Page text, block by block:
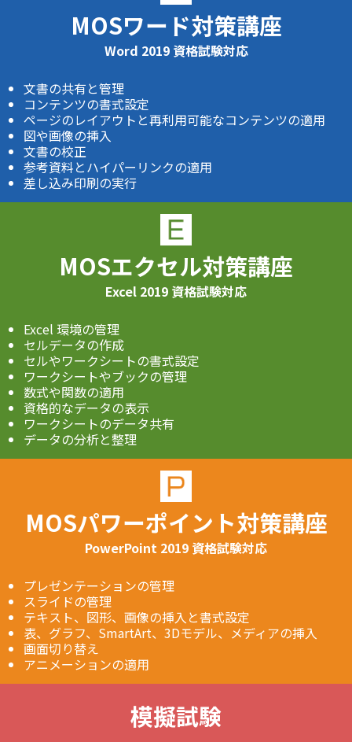
MOSワード対策講座
Word 2019 資格試験対応
文書の共有と管理
コンテンツの書式設定
ページのレイアウトと再利用可能なコンテンツの適用
図や画像の挿入
文書の校正
参考資料とハイパーリンクの適用
差し込み印刷の実行
MOSエクセル対策講座
Excel 2019 資格試験対応
Excel 環境の管理
セルデータの作成
セルやワークシートの書式設定
ワークシートやブックの管理
数式や関数の適用
資格的なデータの表示
ワークシートのデータ共有
データの分析と整理
MOSパワーポイント対策講座
PowerPoint 2019 資格試験対応
プレゼンテーションの管理
スライドの管理
テキスト、図形、画像の挿入と書式設定
表、グラフ、SmartArt、3Dモデル、メディアの挿入
画面切り替え
アニメーションの適用
模擬試験